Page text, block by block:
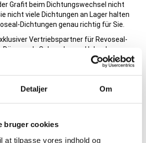
Detaljer Om
bruger cookies
at tilpasse vores indhold og
Grafit beim Dichtungswechsel nicht
nicht viele Dichtungen an Lager halten
Dichtungen genau richtig für Sie.
Vertriebspartner für Revoseal-
Schweden und Island
universelle Dichtung, die acht
Drücken und in ANSI-
bei Drücken zwischen Unterdruck und